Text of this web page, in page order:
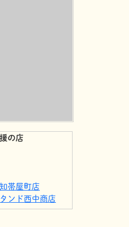
の店
帯屋町店
ンド西中商店
や帯屋町店